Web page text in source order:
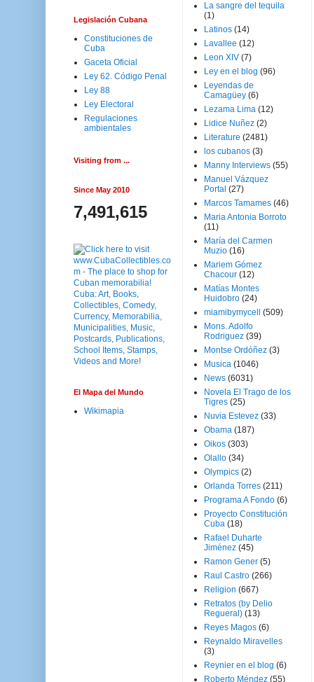
Legislación Cubana
Constituciones de
Cuba
Gaceta Oficial
Ley 62. Código Penal
Ley 88
Ley Electoral
Regulaciones
ambientales
Visiting from ...
Since May 2010
7,491,615
El Mapa del Mundo
Wikimapia
La sangre del tequila
(1)
Latinos (14)
Lavallee (12)
Leon XIV (7)
Ley en el blog (96)
Leyendas de
Camagüey (6)
Lezama Lima (12)
Lidice Nuñez (2)
Literature (2481)
los cubanos (3)
Manny Interviews (55)
Manuel Vázquez
Portal (27)
Marcos Tamames (46)
Maria Antonia Borroto
(11)
María del Carmen
Muzio (16)
Mariem Gómez
Chacour (12)
Matías Montes
Huidobro (24)
miamibymycell
(509)
Mons. Adolfo
Rodriguez (39)
Montse Ordóñez (3)
Musica (1046)
News (6031)
Novela El Trago de los
Tigres (25)
Nuvia Estevez (33)
Obama (187)
Oikos (303)
Olallo (34)
Olympics (2)
Orlanda Torres (211)
Programa A Fondo (6)
Proyecto Constitución
Cuba (18)
Rafael Duharte
Jiménez (45)
Ramon Gener (5)
Raul Castro (266)
Religion (667)
Retratos (by Delio
Regueral) (13)
Reyes Magos (6)
Reynaldo Miravelles
(3)
Reynier en el blog (6)
Roberto Méndez (55)